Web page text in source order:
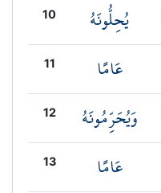
10 يُحِلُّونَهُ
11 عَامًا
12 وَيُحَرِّمُونَهُ
13 عَامًا